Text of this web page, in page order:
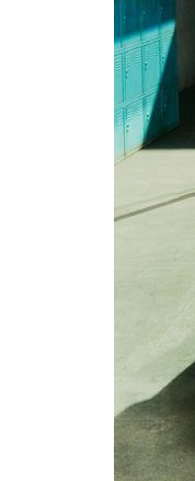
남자 농구, 나고야
여수 오동도 해상
극한폭염 한풀 꺾
축구협회 "압수수
[속보]'압수수색·
'최고 37도' 폭염
[속보]뉴욕증시